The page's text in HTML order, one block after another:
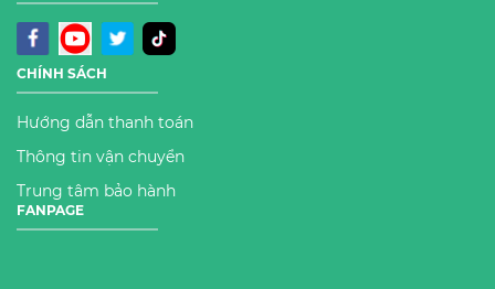
CHÍNH SÁCH
Hướng dẫn thanh toán
Thông tin vận chuyển
Trung tâm bảo hành
FANPAGE